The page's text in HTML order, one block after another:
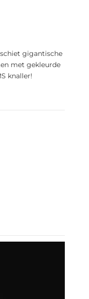
gigantische
met gekleurde
knaller!